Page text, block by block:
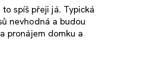
spíš přeji já. Typická
nevhodná a budou
pronájem domku a